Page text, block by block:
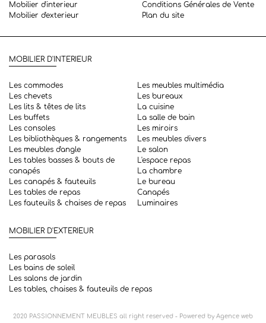
Mobilier d'interieur
Mobilier d'exterieur
Conditions Générales de Vente
Plan du site
MOBILIER D'INTERIEUR
Les commodes
Les chevets
Les lits & têtes de lits
Les buffets
Les consoles
Les bibliothèques & rangements
Les meubles d'angle
Les tables basses & bouts de
canapés
Les canapés & fauteuils
Les tables de repas
Les fauteuils & chaises de repas
Les meubles multimédia
Les bureaux
La cuisine
La salle de bain
Les miroirs
Les meubles divers
Le salon
L'espace repas
La chambre
Le bureau
Canapés
Luminaires
MOBILIER D'EXTERIEUR
Les parasols
Les bains de soleil
Les salons de jardin
Les tables, chaises & fauteuils de repas
2020 PASSIONNEMENT MEUBLES all right reserved - Powered byAgence web